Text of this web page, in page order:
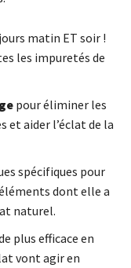
matin ET soir !
les impuretés de
pour éliminer les
et aider l’éclat de la
spécifiques pour
dont elle a
naturel.
plus efficace en
vont agir en